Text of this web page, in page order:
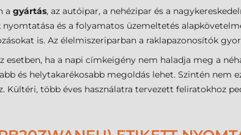
a gyártás, az autóipar, a nehézipar és a
és a folyamatos üzemeltetés
is. Az élelmiszeriparban a raklapazonosítók
esetben, ha a napi címkeigény nem haladja meg a
és helytakarékosabb megoldás lehet. Szintén nem
Kültéri, több éves használatra tervezett feliratokhoz